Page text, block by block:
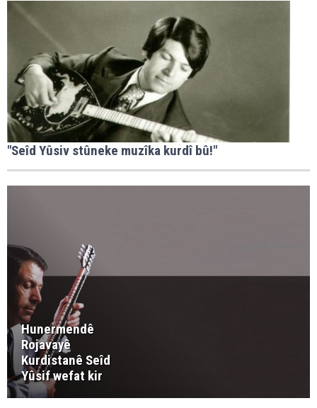
"Seîd Yûsiv stûneke muzîka kurdî bû!"
Hunermendê
Rojavayê
Kurdistanê Seîd
Yûsif wefat kir